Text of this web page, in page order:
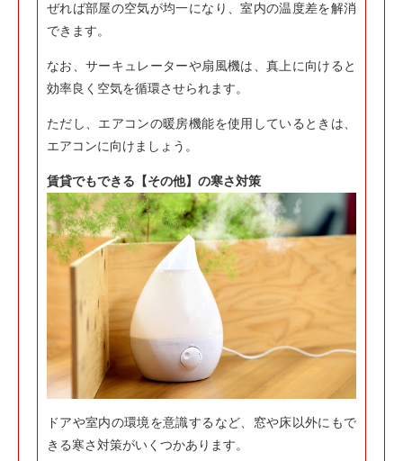
ぜれば部屋の空気が均一になり、室内の温度差を解消
できます。
なお、サーキュレーターや扇風機は、真上に向けると
効率良く空気を循環させられます。
ただし、エアコンの暖房機能を使用しているときは、
エアコンに向けましょう。
賃貸でもできる【その他】の寒さ対策
ドアや室内の環境を意識するなど、窓や床以外にもで
きる寒さ対策がいくつかあります。